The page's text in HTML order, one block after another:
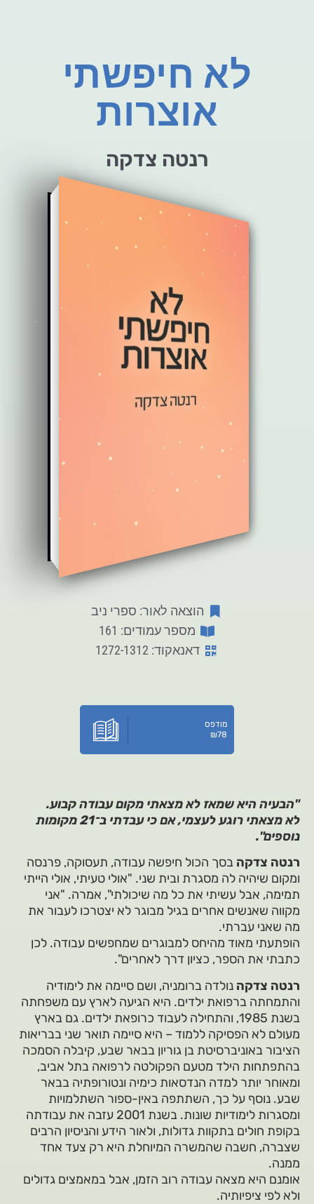
לא חיפשתי
אוצרות
רנטה צדקה
הוצאה לאור: ספרי ניב
מספר עמודים: 161
דאנאקוד: 1272-1312
מודפס
₪78
"הבעיה היא שמאז לא מצאתי מקום עבודה קבוע.
לא מצאתי רוגע לעצמי, אם כי עבדתי ב־21 מקומות
נוספים".
רנטה צדקה בסך הכול חיפשה עבודה, תעסוקה, פרנסה
ומקום שיהיה לה מסגרת ובית שני. "אולי טעיתי, אולי הייתי
תמימה, אבל עשיתי את כל מה שיכולתי", אמרה. "אני
מקווה שאנשים אחרים בגיל מבוגר לא יצטרכו לעבור את
מה שאני עברתי.
הופתעתי מאוד מהיחס למבוגרים שמחפשים עבודה. לכן
כתבתי את הספר, כציון דרך לאחרים".
רנטה צדקה נולדה ברומניה, ושם סיימה את לימודיה
והתמחתה ברפואת ילדים. היא הגיעה לארץ עם משפחתה
בשנת 1985, והתחילה לעבוד כרופאת ילדים. גם בארץ
מעולם לא הפסיקה ללמוד – היא סיימה תואר שני בבריאות
הציבור באוניברסיטת בן גוריון בבאר שבע, קיבלה הסמכה
בהתפתחות הילד מטעם הפקולטה לרפואה בתל אביב,
ומאוחר יותר למדה הנדסאות כימיה ונטורופתיה בבאר
שבע. נוסף על כך, השתתפה באין-ספור השתלמויות
ומסגרות לימודיות שונות. בשנת 2001 עזבה את עבודתה
בקופת חולים בתקוות גדולות, ולאור הידע והניסיון הרבים
שצברה, חשבה שהמשרה המיוחלת היא רק צעד אחד
ממנה.
אומנם היא מצאה עבודה רוב הזמן, אבל במאמצים גדולים
ולא לפי ציפיותיה.